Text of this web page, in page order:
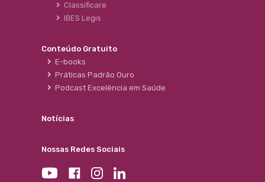
Classificare
IBES Legis
Conteúdo Gratuito
E-books
Práticas Padrão Ouro
Podcast Excelência em Saúde
Notícias
Nossas Redes Sociais